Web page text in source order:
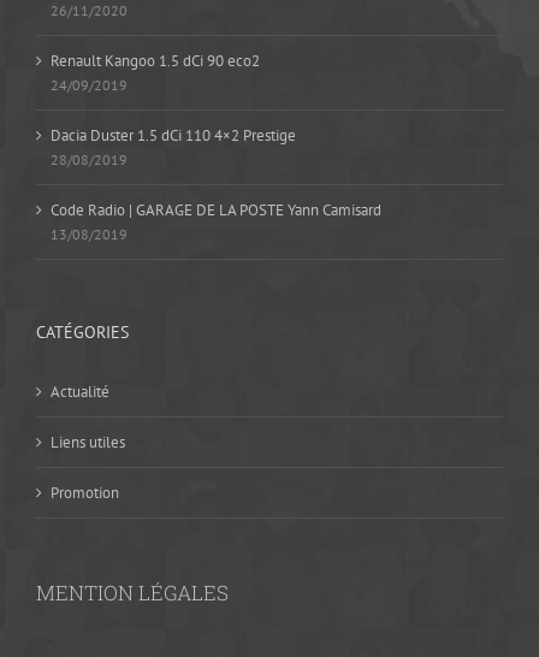
26/11/2020
Renault Kangoo 1.5 dCi 90 eco2
24/09/2019
Dacia Duster 1.5 dCi 110 4×2 Prestige
28/08/2019
Code Radio | GARAGE DE LA POSTE Yann Camisard
13/08/2019
CATÉGORIES
Actualité
Liens utiles
Promotion
MENTION LÉGALES